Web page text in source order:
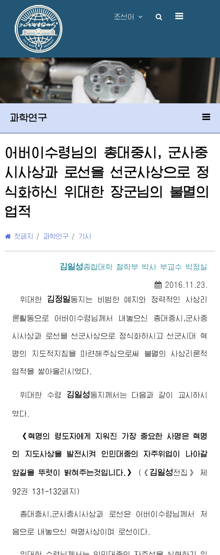
조선어
과학연구
어버이수령님의 총대중시, 군사중
시사상과 로선을 선군사상으로 정
식화하신 위대한 장군님의 불멸의
업적
첫페지 / 과학연구 / 기사
김일성종합대학 철학부 박사 부교수 박정실
2016.11.23.
위대한 김정일동지 는 비범한 예지와 정력적인 사상리
론활동으로 어버이수령님 께서 내놓으신 총대중시,군사중
시사상과 로선을 선군사상으로 정식화하시고 선군시대 혁
명의 지도적지침을 마련해주심으로써 불멸의 사상리론적
업적을 쌓아올리시였다.
위대한 수령 김일성동지 께서는 다음과 같이 교시하시
였다.
《혁명의 령도자에게 지워진 가장 중요한 사명은 혁명
의 지도사상을 발전시켜 인민대중의 자주위업이 나아갈
앞길을 뚜렷이 밝혀주는것입니다.》 ( 《 김일성전집》 제
92권 131-132페지)
총대중시,군사중시사상과 로선은 어버이수령님 께서 처
음으로 내놓으신 혁명사상이며 로선이다.